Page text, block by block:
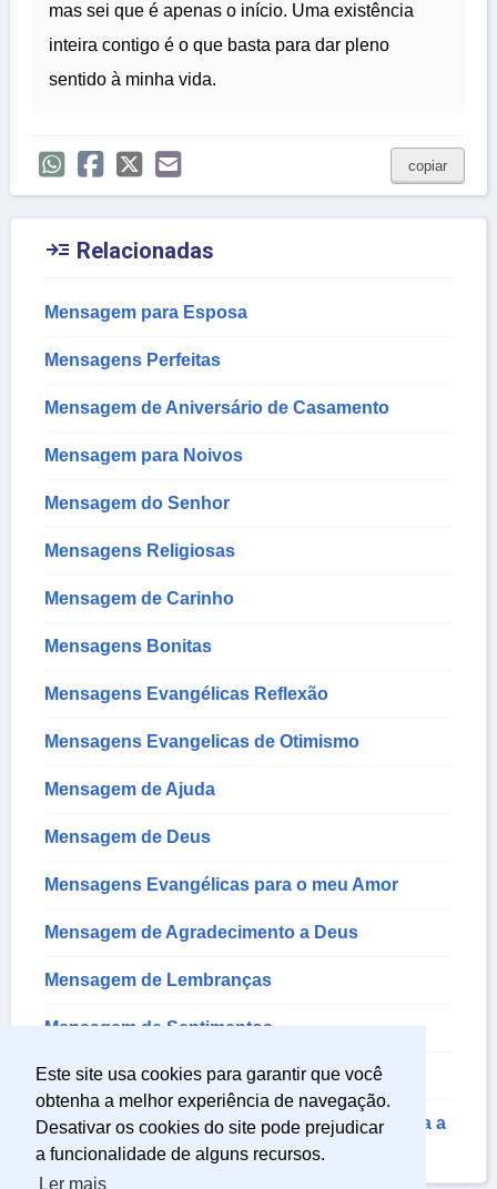
Este site usa cookies para garantir que você
obtenha a melhor experiência de navegação.
Desativar os cookies do site pode prejudicar
a funcionalidade de alguns recursos.
Ler mais
mas sei que é apenas o início. Uma existência
inteira contigo é o que basta para dar pleno
sentido à minha vida.
copiar
 Relacionadas
Mensagem para Esposa
Mensagens Perfeitas
Mensagem de Aniversário de Casamento
Mensagem para Noivos
Mensagem do Senhor
Mensagens Religiosas
Mensagem de Carinho
Mensagens Bonitas
Mensagens Evangélicas Reflexão
Mensagens Evangelicas de Otimismo
Mensagem de Ajuda
Mensagem de Deus
Mensagens Evangélicas para o meu Amor
Mensagem de Agradecimento a Deus
Mensagem de Lembranças
Mensagem de Sentimentos
Mensagem de Casamento
Mensagem de Aniversário de Casamento para a
Esposa